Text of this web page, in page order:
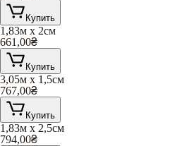
Купить
1,83м х 2см
661,00₴
Купить
3,05м х 1,5см
767,00₴
Купить
1,83м х 2,5см
794,00₴